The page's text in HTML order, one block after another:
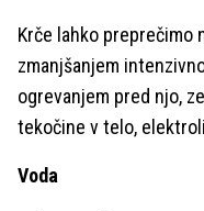
Krče lahko preprečimo
zmanjšanjem
ogrevanjem pred njo,
tekočine v telo,
Voda